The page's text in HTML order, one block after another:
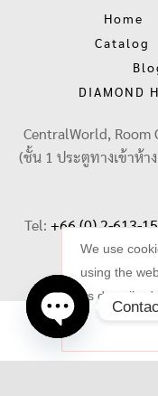
Home
Catalog
DIAMOND
CentralWorld, Room
(ชั้น 1 ประตูทางเข้าห้า
Tel: +66 (0) 2-613-
We use
using the
as described
Open